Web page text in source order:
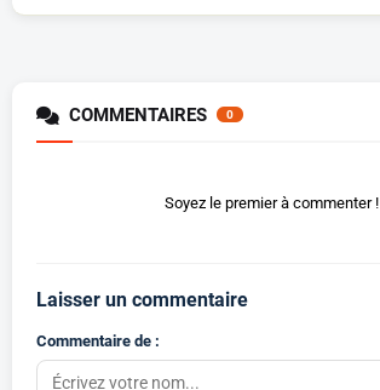
COMMENTAIRES 0
Soyez le premier à commenter !
Laisser un commentaire
Commentaire de :